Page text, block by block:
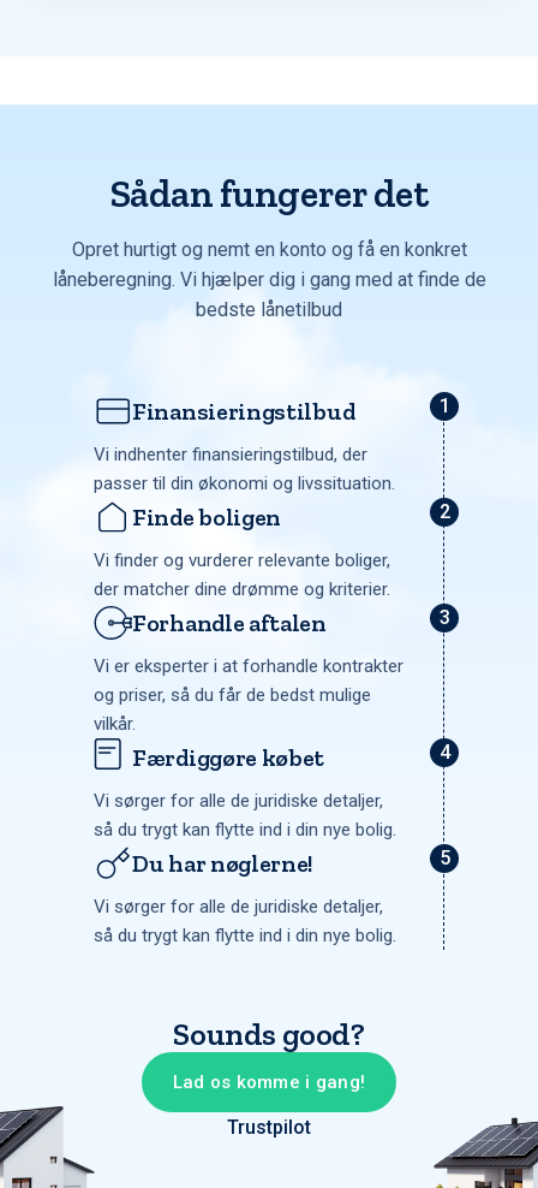
Sådan fungerer det
Opret hurtigt og nemt en konto og få en konkret
låneberegning. Vi hjælper dig i gang med at finde de
bedste lånetilbud
Finansieringstilbud
Vi indhenter finansieringstilbud, der
passer til din økonomi og livssituation.
Finde boligen
Vi finder og vurderer relevante boliger,
der matcher dine drømme og kriterier.
Forhandle aftalen
Vi er eksperter i at forhandle kontrakter
og priser, så du får de bedst mulige
vilkår.
Færdiggøre købet
Vi sørger for alle de juridiske detaljer,
så du trygt kan flytte ind i din nye bolig.
Du har nøglerne!
Vi sørger for alle de juridiske detaljer,
så du trygt kan flytte ind i din nye bolig.
Sounds good?
Lad os komme i gang!
Trustpilot